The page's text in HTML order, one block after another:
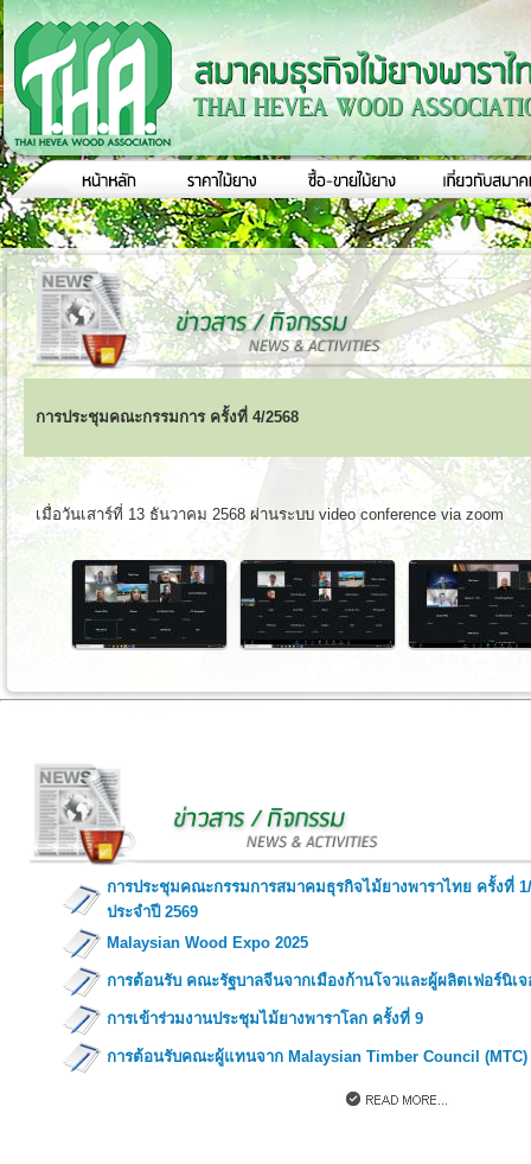
การประชุมคณะกรรมการ ครั้งที่ 4/2568
เมื่อวันเสาร์ที่ 13 ธันวาคม 2568 ผ่านระบบ video conference via zoom
การประชุมคณะกรรมการสมาคมธุรกิจไม้ยางพาราไทย ครั้งที่
ประจำปี 2569
Malaysian Wood Expo 2025
การต้อนรับ คณะรัฐบาลจีนจากเมืองก้านโจวและผู้ผลิตเฟอร์นิเ
การเข้าร่วมงานประชุมไม้ยางพาราโลก ครั้งที่ 9
การต้อนรับคณะผู้แทนจาก Malaysian Timber Council (MTC)